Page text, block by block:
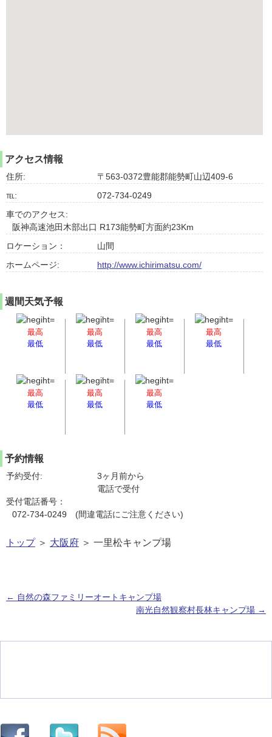
アクセス情報
住所:
〒563-0372豊能郡能勢町山辺409-6
℡:
072-734-0249
車でのアクセス:
阪神高速池田木部出口 R173能勢町方面約23Km
ロケーション：
山間
ホームページ:
http://www.ichirimatsu.com/
週間天気予報
最高
最低
最高
最低
最高
最低
最高
最低
最高
最低
最高
最低
最高
最低
予約情報
予約受付:
3ヶ月前から
電話で受付
受付電話番号：
072-734-0249 (間違電話にご注意ください)
トップ＞ 大阪府 ＞ 一里松キャンプ場
← 自然の森ファミリーオートキャンプ場
南光自然観察村長林キャンプ場 →